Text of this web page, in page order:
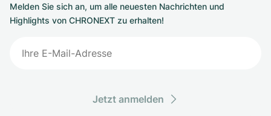
Melden Sie sich an, um alle neuesten Nachrichten und
Highlights von CHRONEXT zu erhalten!
Jetzt anmelden